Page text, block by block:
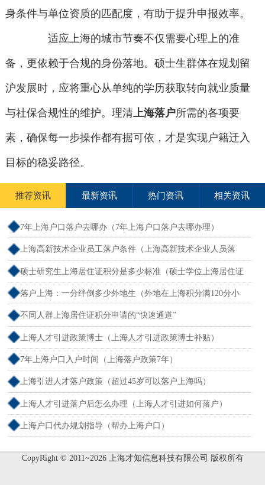
身条件与单位资质的匹配度，有助于提升申报效率。
适应上海的城市节奏不仅需要心理上的准
备，更依赖于合规的身份落地。硕士生群体在规划留
沪发展时，应将重心从单纯的学历获取转向就业质量
与社保合规性的维护。理清上海落户所需的各项要
素，确保每一步操作都有据可依，才是实现户籍迁入
目标的稳妥路径。
推荐资讯 最新资讯 热门资讯 相关资讯
7年上海户口落户去哪办（7年上海户口落户去哪办理）
上海高新技术企业员工落户条件（上海高新技术企业人员落
户）
硕士研究生上海居住证积分是多少标准（硕士学位上海居住证
积分）
落户上海：一分绊倒多少外地生（外地在上海积分满120分小
孩可以考上海大学吗）
不同人群上海居住证积分申请的“快速通道”
上海人才引进政策博士（上海人才引进政策博士补贴）
7年上海户口入户时间（上海落户政策7年）
上海引进人才落户政策（超过45岁可以落户上海吗）
上海人才引进落户后怎么办理（上海人才引进如何落户）
上海户口代办规划指导（帮办上海户口）
CopyRight © 2011~2026 上海才知信息科技有限公司 版权所有